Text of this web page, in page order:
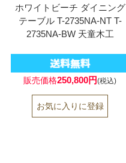
ホワイトビーチ ダイニング
テーブル T-2735NA-NT T-
2735NA-BW 天童木工
販売価格250,800円(税込)